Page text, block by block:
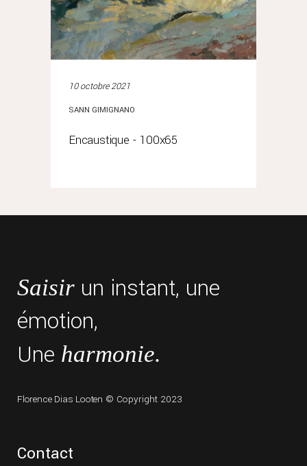
10 octobre 2021
SANN GIMIGNANO
Encaustique - 100x65
Saisir un instant, une
émotion,
Une harmonie.
Florence Dias Looten © Copyright 2023
Contact